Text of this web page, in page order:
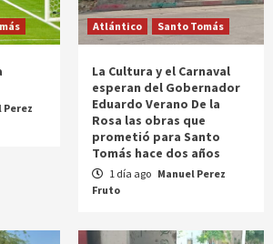
Perez
Atlántico Santo Tomás
La Cultura y el Carnaval
esperan del Gobernador
Eduardo Verano De la
Rosa las obras que
prometió para Santo
Tomás hace dos años
1 día ago Manuel Perez
Fruto